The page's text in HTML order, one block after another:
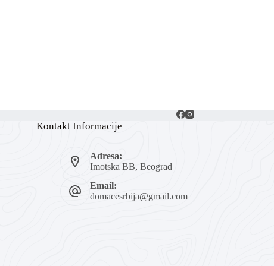
Kontakt Informacije
Adresa:
Imotska BB, Beograd
Email:
domacesrbija@gmail.com